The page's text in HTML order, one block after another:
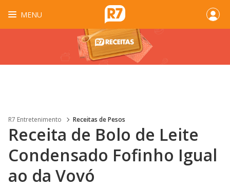
MENU
R7 Entretenimento Receitas de Pesos
Receita de Bolo de Leite
Condensado Fofinho Igual
ao da Vovó